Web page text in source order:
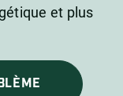
et plus